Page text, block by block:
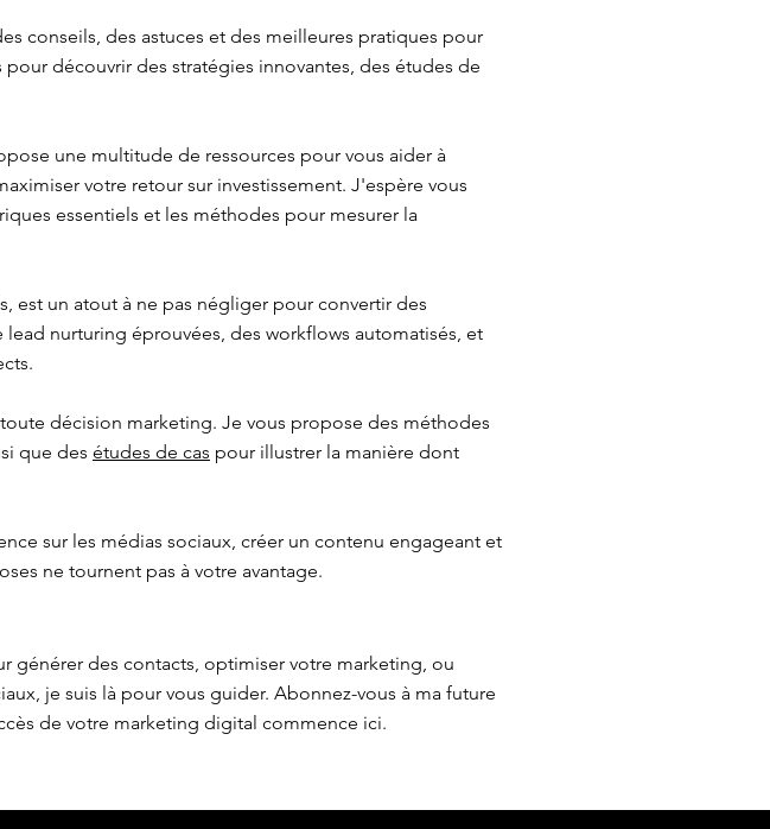
conseils, des astuces et des meilleures pratiques pour
découvrir des stratégies innovantes, des études de
une multitude de ressources pour vous aider à
votre retour sur investissement. J'espère vous
essentiels et les méthodes pour mesurer la
est un atout à ne pas négliger pour convertir des
nurturing éprouvées, des workflows automatisés, et
décision marketing. Je vous propose des méthodes
que des études de cas pour illustrer la manière dont
sur les médias sociaux, créer un contenu engageant et
ne tournent pas à votre avantage.
générer des contacts, optimiser votre marketing, ou
je suis là pour vous guider. Abonnez-vous à ma future
de votre marketing digital commence ici.